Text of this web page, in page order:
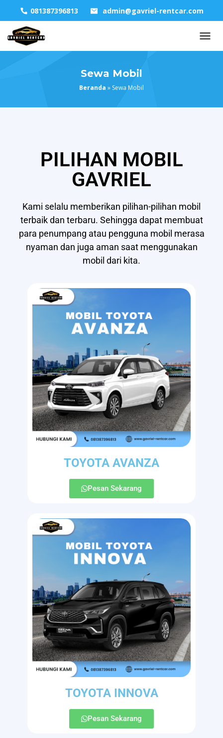
081387396813 admin@gavriel-rentcar.com
Sewa Mobil
Beranda » Sewa Mobil
PILIHAN MOBIL
GAVRIEL
Kami selalu memberikan pilihan-pilihan mobil
terbaik dan terbaru. Sehingga dapat membuat
para penumpang atau pengguna mobil merasa
nyaman dan juga aman saat menggunakan
mobil dari kita.
TOYOTA AVANZA
Pesan Sekarang
TOYOTA INNOVA
Pesan Sekarang